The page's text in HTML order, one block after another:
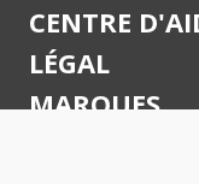
CENTRE
LÉGAL
MARQUES